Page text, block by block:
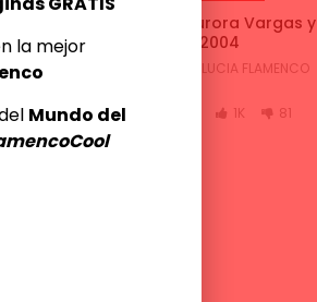
117
Villancico Aurora Vargas y
Pansequito. 2004
CANAL ANDALUCIA FLAMENCO
0
1K 81
la mejor
Mundo del